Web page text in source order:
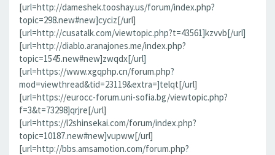
[url=http://dameshek.tooshay.us/forum/index.php?
topic=298.new#new]cyciz[/url]
[url=http://cusatalk.com/viewtopic.php?t=43561]kzvvb[/url]
[url=http://diablo.aranajones.me/index.php?
topic=1545.new#new]zwqdx[/url]
[url=https://www.xgqphp.cn/forum.php?
mod=viewthread&tid=23119&extra=]telqt[/url]
[url=https://eurocc-forum.uni-sofia.bg/viewtopic.php?
f=3&t=73298]qrjre[/url]
[url=https://l2shinsekai.com/forum/index.php?
topic=10187.new#new]vupww[/url]
[url=http://bbs.amsamotion.com/forum.php?